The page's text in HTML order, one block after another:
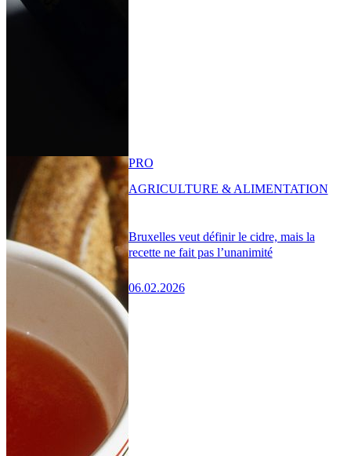
Bruxelles veut définir le cidre, mais la
recette ne fait pas l’unanimité
06.02.2026
PRO
AGRICULTURE & ALIMENTATION